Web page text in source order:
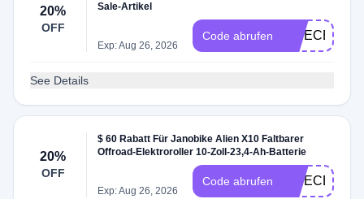
20%
OFF
Sale-Artikel
Exp: Aug 26, 2026
Code abrufen EPIECEOP20
See Details
20%
OFF
$ 60 Rabatt Für Janobike Alien X10 Faltbarer
Offroad-Elektroroller 10-Zoll-23,4-Ah-Batterie
Exp: Aug 26, 2026
Code abrufen EPIECEOP20